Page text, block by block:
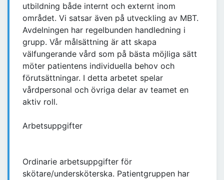
utbildning både internt och externt inom
området. Vi satsar även på utveckling av MBT.
Avdelningen har regelbunden handledning i
grupp. Vår målsättning är att skapa
välfungerande vård som på bästa möjliga sätt
möter patientens individuella behov och
förutsättningar. I detta arbetet spelar
vårdpersonal och övriga delar av teamet en
aktiv roll.
Arbetsuppgifter
Ordinarie arbetsuppgifter för
skötare/undersköterska. Patientgruppen har